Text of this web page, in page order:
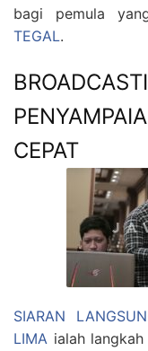
bagi pemula
TEGAL.
CEPAT
SIARAN
LIMA ialah